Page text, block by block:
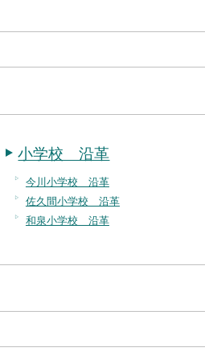
小学校 沿革
今川小学校 沿革
佐久間小学校 沿革
和泉小学校 沿革